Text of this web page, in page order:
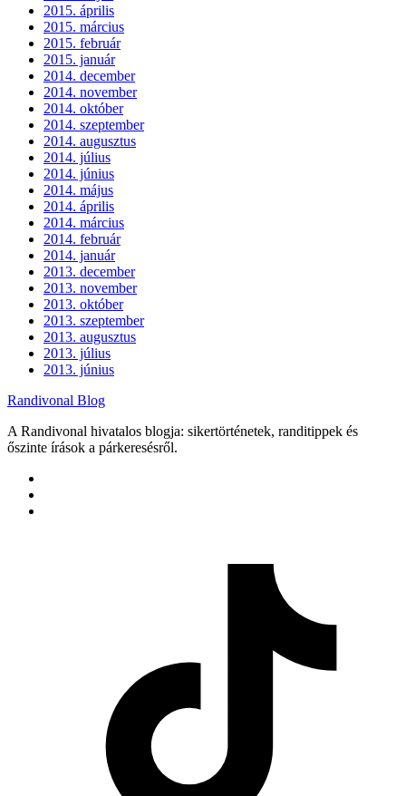
2015. április
2015. március
2015. február
2015. január
2014. december
2014. november
2014. október
2014. szeptember
2014. augusztus
2014. július
2014. június
2014. május
2014. április
2014. március
2014. február
2014. január
2013. december
2013. november
2013. október
2013. szeptember
2013. augusztus
2013. július
2013. június
Randivonal Blog
A Randivonal hivatalos blogja: sikertörténetek, randitippek és
őszinte írások a párkeresésről.